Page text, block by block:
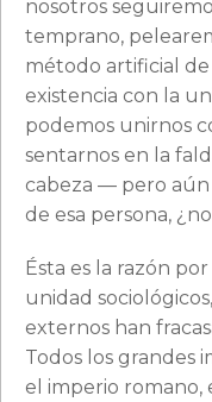
nosotros
temprano,
método artificial
existencia con la
podemos unirnos
sentarnos en la
cabeza — pero
de esa persona,
Ésta es la razón
unidad
externos han
Todos los grandes
el imperio romano,